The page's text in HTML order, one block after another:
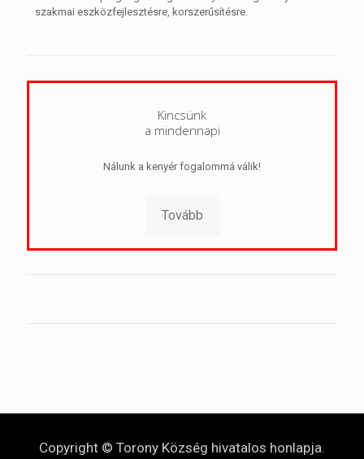
szakmai eszközfejlesztésre, korszerűsítésre.
Kincsünk
a mindennapi
Nálunk a kenyér fogalommá válik!
Tovább
Copyright © Torony Község hivatalos honlapja.